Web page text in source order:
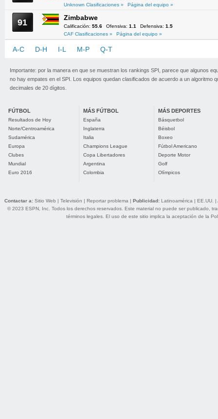
Unknown Clasificaciones »
Página del equipo »
91 Zimbabwe
Calificación: 55.6 Ofensiva: 1.1 Defensiva: 1.5
CAF Clasificaciones »
Página del equipo »
A-C D-H I-L M-P Q-T
Importante: por la manera en que se muestran los rankings SPI, parece que algunos
no hay empates en el SPI. Los equipos quedan clasificados de acuerdo a un algoritmo
decimales de 20 dígitos.
FÚTBOL
Resultados de Hoy
Norte/Centroamérica
Sudamérica
Europa
Clubes
Mundial
Euro 2016
MÁS FÚTBOL
España
Inglaterra
Italia
Champions League
Copa Libertadores
Argentina
Colombia
MÁS DEPORTES
Básquetbol
Béisbol
Boxeo
Fútbol Americano
Deporte Motor
Golf
Olímpicos
Contactar a: Sitio Web | Televisión | Reportar problema | Publicidad: Latinoamérica | EE.UU. |
© 2023 ESPN, Inc. Todos los derechos reservados. Este material no puede ser publicado,
términos legales. El uso de este sitio implica la aceptación de la